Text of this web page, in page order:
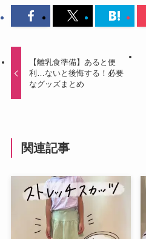
【離乳食準備】あると便
利…ないと後悔する！必要
なグッズまとめ
関連記事